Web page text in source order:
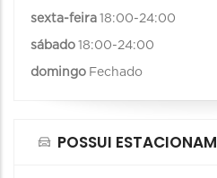
sexta-feira 18:00-24:00
sábado 18:00-24:00
domingo Fechado
POSSUI